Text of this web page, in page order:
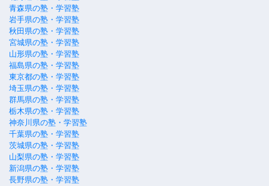
青森県の塾・学習塾
岩手県の塾・学習塾
秋田県の塾・学習塾
宮城県の塾・学習塾
山形県の塾・学習塾
福島県の塾・学習塾
東京都の塾・学習塾
埼玉県の塾・学習塾
群馬県の塾・学習塾
栃木県の塾・学習塾
神奈川県の塾・学習塾
千葉県の塾・学習塾
茨城県の塾・学習塾
山梨県の塾・学習塾
新潟県の塾・学習塾
長野県の塾・学習塾